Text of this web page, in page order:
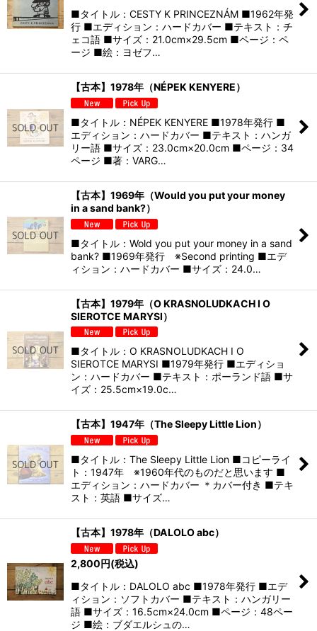
■タイトル：CESTY K PRINCEZNÁM ■1962年発
行 ■エディション：ハードカバー ■テキスト：チ
ェコ語 ■サイズ：21.0cm×29.5cm ■ページ：ペ
ージ ■絵：ヨゼフ…
【古本】1978年（NÉPEK KENYERE）
■タイトル：NÉPEK KENYERE ■1978年発行 ■
エディション：ハードカバー ■テキスト：ハンガ
リー語 ■サイズ：23.0cm×20.0cm ■ページ：34
ページ ■著：VARG…
【古本】1969年（Would you put your money
in a sand bank?）
■タイトル：Wold you put your money in a sand
bank? ■1969年発行 ※Second printing ■エデ
ィション：ハードカバー ■サイズ：24.0…
【古本】1979年（O KRASNOLUDKACH I O
SIEROTCE MARYSI）
■タイトル：O KRASNOLUDKACH I O
SIEROTCE MARYSI ■1979年発行 ■エディショ
ン：ハードカバー ■テキスト：ポーランド語 ■サ
イズ：25.5cm×19.0c…
【古本】1947年（The Sleepy Little Lion）
■タイトル：The Sleepy Little Lion ■コピーライ
ト：1947年 ※1960年代のものだと思います ■
エディション：ハードカバー ＊カバー付き ■テキ
スト：英語 ■サイズ…
【古本】1978年（DALOLO abc）
2,800円(税込)
■タイトル：DALOLO abc ■1978年発行 ■エデ
ィション：ソフトカバー ■テキスト：ハンガリー
語 ■サイズ：16.5cm×24.0cm ■ページ：48ペー
ジ ■絵：ブダエルシュの…